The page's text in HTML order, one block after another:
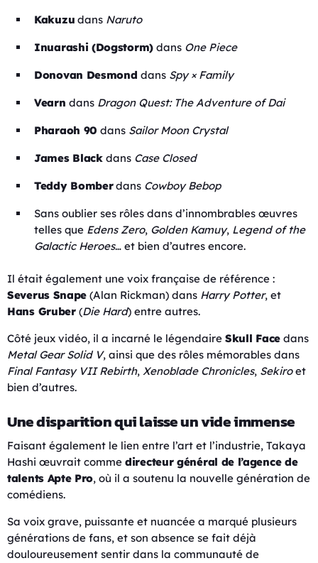
Kakuzu dans Naruto
Inuarashi (Dogstorm) dans One Piece
Donovan Desmond dans Spy × Family
Vearn dans Dragon Quest: The Adventure of Dai
Pharaoh 90 dans Sailor Moon Crystal
James Blackdans Case Closed
Teddy Bomberdans Cowboy Bebop
Sans oublier ses rôles dans d’innombrables œuvres
telles que Edens Zero, Golden Kamuy, Legend of the
Galactic Heroes… et bien d’autres encore.
Il était également une voix française de référence :
Severus Snape (Alan Rickman) dans Harry Potter, et
Hans Gruber(Die Hard) entre autres.
Côté jeux vidéo, il a incarné le légendaire Skull Face dans
Metal Gear Solid V, ainsi que des rôles mémorables dans
Final Fantasy VII Rebirth, Xenoblade Chronicles, Sekiroet
bien d’autres.
Une disparition qui laisse un vide immense
Faisant également le lien entre l’art et l’industrie, Takaya
Hashi œuvrait comme directeur général de l’agence de
talents Apte Pro, où il a soutenu la nouvelle génération de
comédiens.
Sa voix grave, puissante et nuancée a marqué plusieurs
générations de fans, et son absence se fait déjà
douloureusement sentir dans la communauté de